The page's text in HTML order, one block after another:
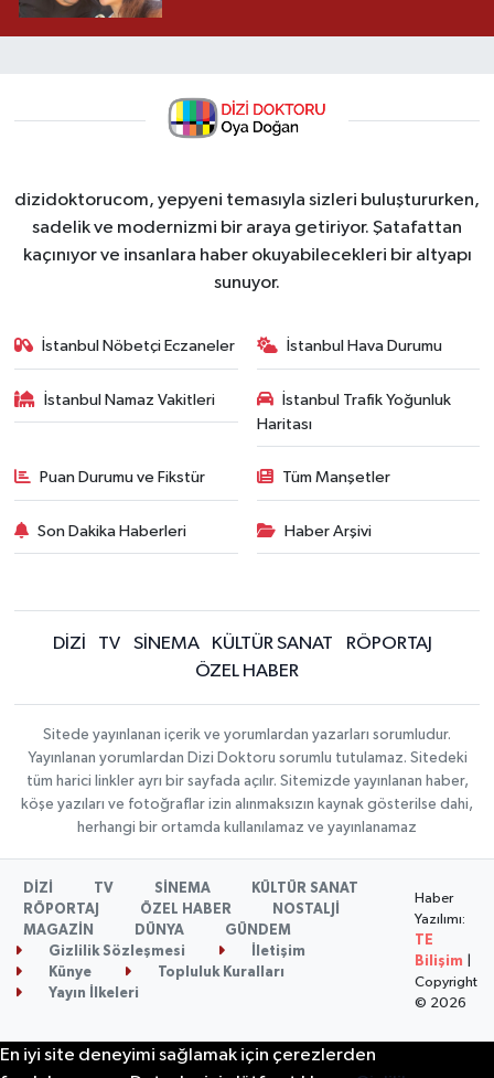
dizidoktorucom, yepyeni temasıyla sizleri buluştururken,
sadelik ve modernizmi bir araya getiriyor. Şatafattan
kaçınıyor ve insanlara haber okuyabilecekleri bir altyapı
sunuyor.
İstanbul Nöbetçi Eczaneler İstanbul Hava Durumu
İstanbul Namaz Vakitleri
İstanbul Trafik Yoğunluk
Haritası
Puan Durumu ve Fikstür Tüm Manşetler
Son Dakika Haberleri Haber Arşivi
DİZİ TV SİNEMA KÜLTÜR SANAT
RÖPORTAJ
ÖZEL HABER
Sitede yayınlanan içerik ve yorumlardan yazarları sorumludur.
Yayınlanan yorumlardan Dizi Doktoru sorumlu tutulamaz. Sitedeki
tüm harici linkler ayrı bir sayfada açılır. Sitemizde yayınlanan haber,
köşe yazıları ve fotoğraflar izin alınmaksızın kaynak gösterilse dahi,
herhangi bir ortamda kullanılamaz ve yayınlanamaz
DİZİ TV SİNEMA
KÜLTÜR SANAT
RÖPORTAJ
ÖZEL HABER
NOSTALJİ
MAGAZİN
DÜNYA
GÜNDEM
Gizlilik Sözleşmesi
İletişim
Künye
Topluluk Kuralları
Yayın İlkeleri
Haber
Yazılımı:
TE
Bilişim
Copyright
© 2026
En iyi site deneyimi sağlamak için çerezlerden